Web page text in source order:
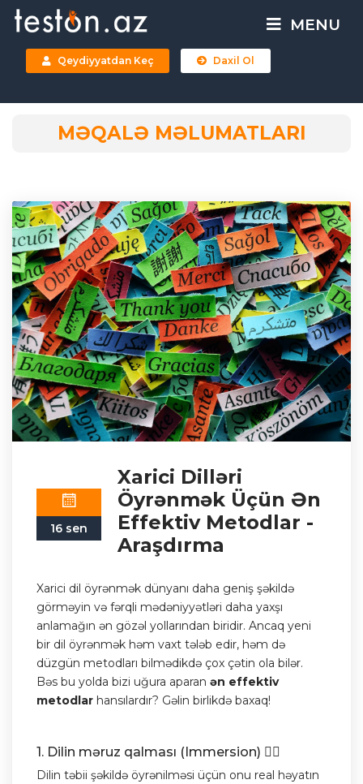
MENU
Qeydiyyatdan Keç Daxil Ol
MƏQALƏ MƏLUMATLARI
16 sen
Xarici Dilləri
Öyrənmək Üçün Ən
Effektiv Metodlar -
Araşdırma
Xarici dil öyrənmək dünyanı daha geniş şəkildə
görməyin və fərqli mədəniyyətləri daha yaxşı
anlamağın ən gözəl yollarından biridir. Ancaq yeni
bir dil öyrənmək həm vaxt tələb edir, həm də
düzgün metodları bilmədikdə çox çətin ola bilər.
Bəs bu yolda bizi uğura aparan ən effektiv
metodlar hansılardır? Gəlin birlikdə baxaq!
1. Dilin məruz qalması (Immersion) 🏊‍♂️
Dilin təbii şəkildə öyrənilməsi üçün onu real həyatın